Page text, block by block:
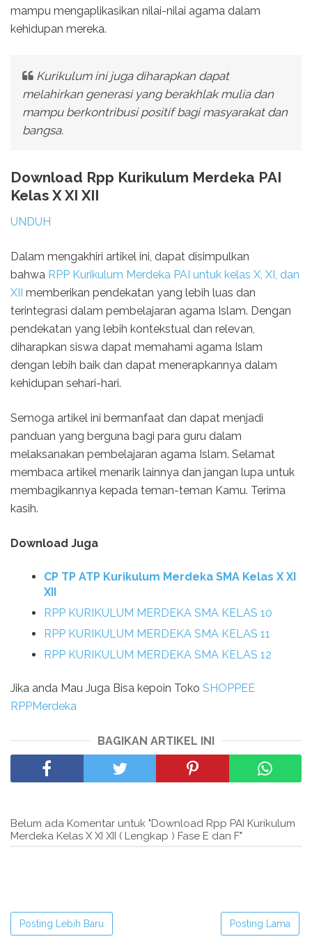
mampu mengaplikasikan nilai-nilai agama dalam
kehidupan mereka.
Kurikulum ini juga diharapkan dapat
melahirkan generasi yang berakhlak mulia dan
mampu berkontribusi positif bagi masyarakat dan
bangsa.
Download Rpp Kurikulum Merdeka PAI
Kelas X XI XII
UNDUH
Dalam mengakhiri artikel ini, dapat disimpulkan
bahwa RPP Kurikulum Merdeka PAI untuk kelas X, XI, dan
XII memberikan pendekatan yang lebih luas dan
terintegrasi dalam pembelajaran agama Islam. Dengan
pendekatan yang lebih kontekstual dan relevan,
diharapkan siswa dapat memahami agama Islam
dengan lebih baik dan dapat menerapkannya dalam
kehidupan sehari-hari.
Semoga artikel ini bermanfaat dan dapat menjadi
panduan yang berguna bagi para guru dalam
melaksanakan pembelajaran agama Islam. Selamat
membaca artikel menarik lainnya dan jangan lupa untuk
membagikannya kepada teman-teman Kamu. Terima
kasih.
Download Juga
CP TP ATP Kurikulum Merdeka SMA Kelas X XI
XII
RPP KURIKULUM MERDEKA SMA KELAS 10
RPP KURIKULUM MERDEKA SMA KELAS 11
RPP KURIKULUM MERDEKA SMA KELAS 12
Jika anda Mau Juga Bisa kepoin Toko SHOPPEE
RPPMerdeka
BAGIKAN ARTIKEL INI
Belum ada Komentar untuk "Download Rpp PAI Kurikulum
Merdeka Kelas X XI XII ( Lengkap ) Fase E dan F"
Posting Lebih Baru Posting Lama